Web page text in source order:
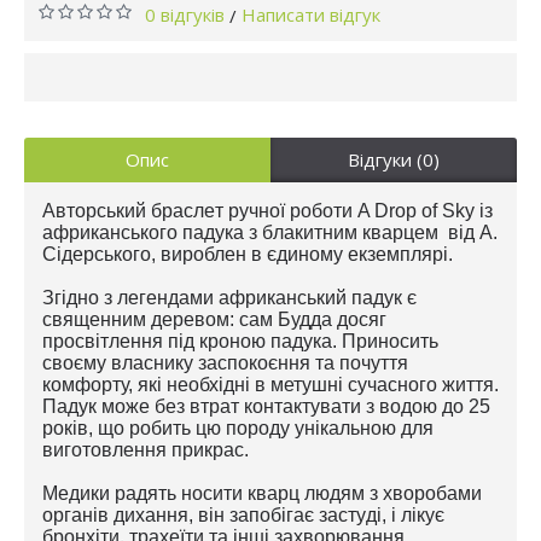
0 відгуків / Написати відгук
Опис Відгуки (0)
Авторський браслет ручної роботи A Drop of Sky із
африканського падука з блакитним кварцем від А.
Сідерського, вироблен в єдиному екземплярі.
Згідно з легендами африканський падук є
священним деревом: сам Будда досяг
просвітлення під кроною падука. Приносить
своєму власнику заспокоєння та почуття
комфорту, які необхідні в метушні сучасного життя.
Падук може без втрат контактувати з водою до 25
років, що робить цю породу унікальною для
виготовлення прикрас.
Медики радять носити кварц людям з хворобами
органів дихання, він запобігає застуді, і лікує
бронхіти, трахеїти та інші захворювання